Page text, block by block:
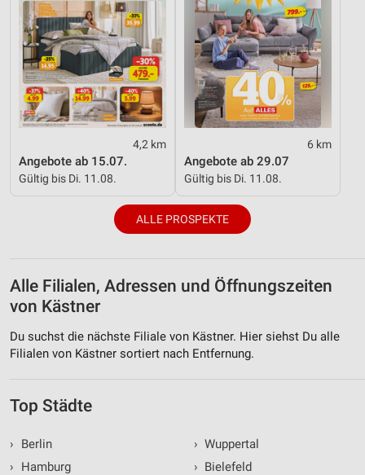
4,2 km
Angebote ab 15.07.
Gültig bis Di. 11.08.
6 km
Angebote ab 29.07
Gültig bis Di. 11.08.
ALLE PROSPEKTE
Alle Filialen, Adressen und Öffnungszeiten
von Kästner
Du suchst die nächste Filiale von Kästner. Hier siehst Du alle
Filialen von Kästner sortiert nach Entfernung.
Top Städte
›
Berlin
›
Hamburg
› Wuppertal
› Bielefeld